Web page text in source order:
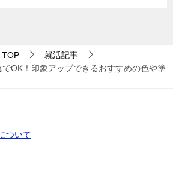
TOP
就活記事
OK！印象アップできるおすすめの色や塗
ついて